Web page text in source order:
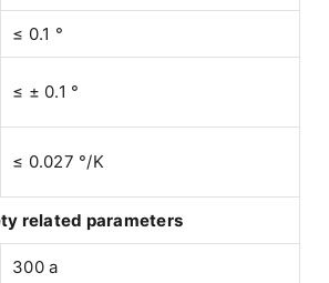
≤ 0.1 °
≤ ± 0.1 °
≤ 0.027 °/K
related parameters
300 a